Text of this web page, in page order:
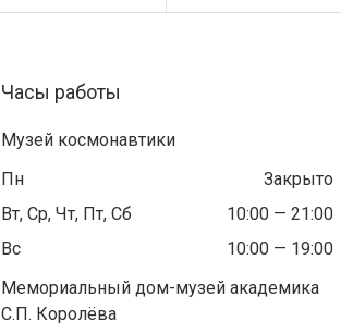
Часы работы
Музей космонавтики
Пн
Закрыто
Вт, Ср, Чт, Пт, Сб
10:00 — 21:00
Вс
10:00 — 19:00
Мемориальный дом-музей академика
С.П. Королёва